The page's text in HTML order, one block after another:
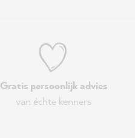
Gratis persoonlijk advies
van échte kenners